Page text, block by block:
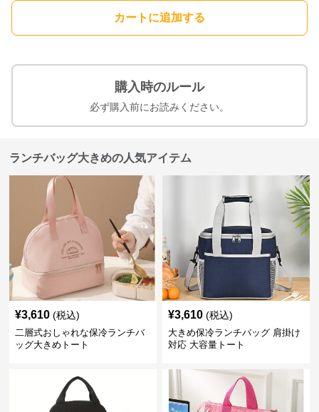
カートに追加する
購入時のルール
必ず購入前にお読みください。
ランチバッグ大きめの人気アイテム
¥3,610 (税込)
二層式おしゃれな保冷ランチバ
ッグ大きめトート
¥3,610 (税込)
大きめ保冷ランチバッグ 肩掛け
対応 大容量トート